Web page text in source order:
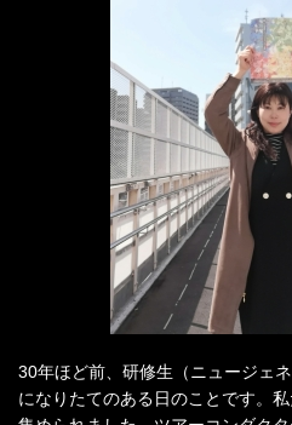
30年ほど前、研修生（ニュージェ
になりたてのある日のことです。